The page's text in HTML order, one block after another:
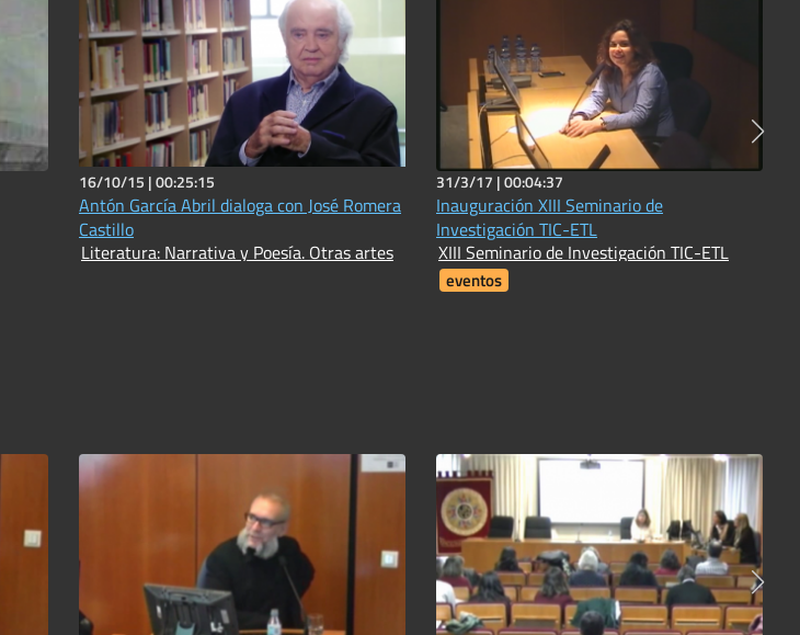
16/10/15 |00:25:15
Antón García Abril dialoga con José Romera
Castillo
Literatura: Narrativa y Poesía. Otras artes
31/3/17 |00:04:37
Inauguración XIII Seminario de
Investigación TIC-ETL
XIII Seminario de Investigación TIC-ETL
eventos